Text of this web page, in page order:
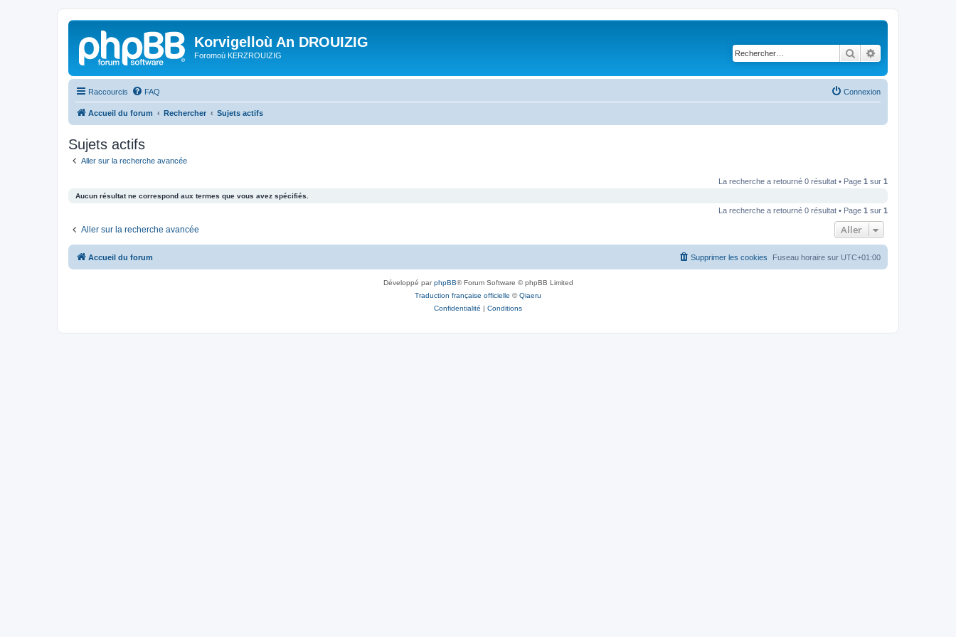
Korvigelloù An DROUIZIG
Foromoù KERZROUIZIG Rechercher
Raccourcis FAQ Connexion
Accueil du forum Rechercher Sujets actifs
Sujets actifs
Aller sur la recherche avancée
La recherche a retourné 0 résultat • Page 1 sur 1
Aucun résultat ne correspond aux termes que vous avez spécifiés.
La recherche a retourné 0 résultat • Page 1 sur 1
Aller sur la recherche avancée Aller
Accueil du forum Fuseau horaire sur UTC+01:00
Supprimer les cookies
Développé parphpBB® Forum Software © phpBB Limited
Traduction française officielle ©Qiaeru
Confidentialité | Conditions